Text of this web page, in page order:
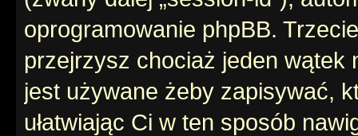
oprogramowanie phpBB.
przejrzysz chociaż jeden wątek
jest używane żeby zapisywać,
ułatwiając Ci w ten sposób